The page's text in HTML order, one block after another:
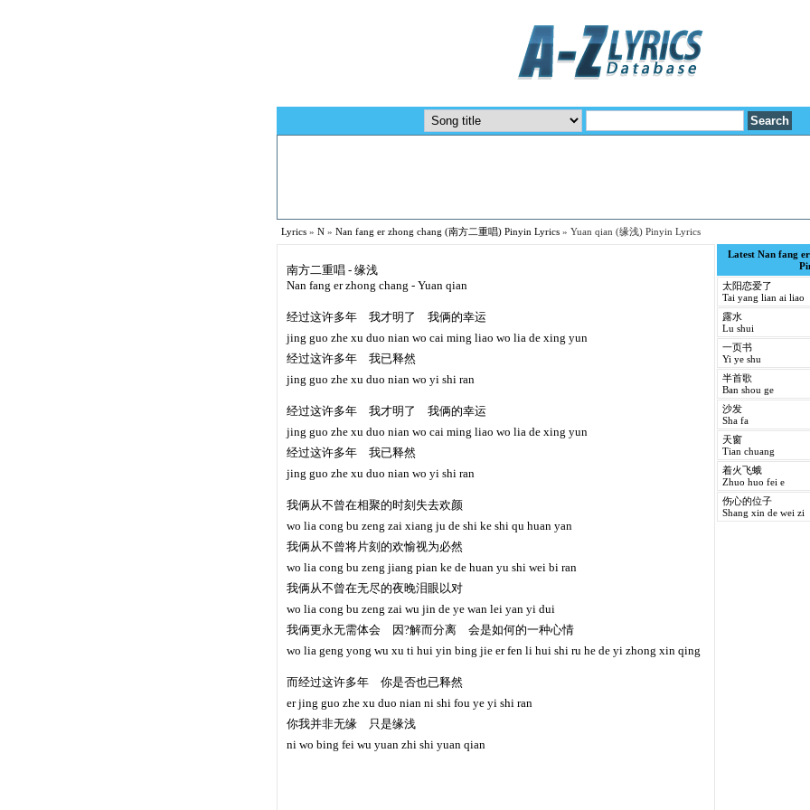
Lyrics » N » Nan fang er zhong chang (南方二重唱) Pinyin Lyrics » Yuan qian (缘浅) Pinyin Lyrics
南方二重唱 - 缘浅
Nan fang er zhong chang - Yuan qian
经过这许多年 我才明了 我俩的幸运
jing guo zhe xu duo nian wo cai ming liao wo lia de xing yun
经过这许多年 我已释然
jing guo zhe xu duo nian wo yi shi ran
经过这许多年 我才明了 我俩的幸运
jing guo zhe xu duo nian wo cai ming liao wo lia de xing yun
经过这许多年 我已释然
jing guo zhe xu duo nian wo yi shi ran
我俩从不曾在相聚的时刻失去欢颜
wo lia cong bu zeng zai xiang ju de shi ke shi qu huan yan
我俩从不曾将片刻的欢愉视为必然
wo lia cong bu zeng jiang pian ke de huan yu shi wei bi ran
我俩从不曾在无尽的夜晚泪眼以对
wo lia cong bu zeng zai wu jin de ye wan lei yan yi dui
我俩更永无需体会 因?解而分离 会是如何的一种心情
wo lia geng yong wu xu ti hui yin bing jie er fen li hui shi ru he de yi zhong xin qing
而经过这许多年 你是否也已释然
er jing guo zhe xu duo nian ni shi fou ye yi shi ran
你我并非无缘 只是缘浅
ni wo bing fei wu yuan zhi shi yuan qian
Latest Nan fang
太阳恋爱了
Tai yang lian ai liao
露水
Lu shui
一页书
Yi ye shu
半首歌
Ban shou ge
沙发
Sha fa
天窗
Tian chuang
着火飞蛾
Zhuo huo fei e
伤心的位子
Shang xin de wei zi